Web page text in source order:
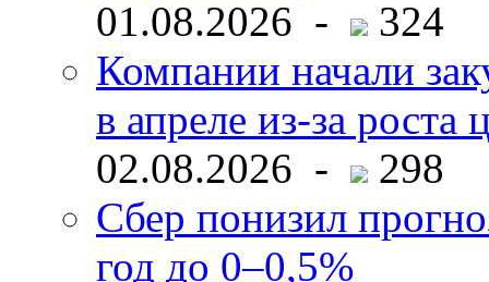
01.08.2026 -
324
Компании начали
в апреле из-за роста
02.08.2026 -
298
Сбер понизил
год до 0–0,5%